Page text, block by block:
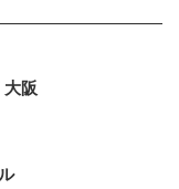
阪